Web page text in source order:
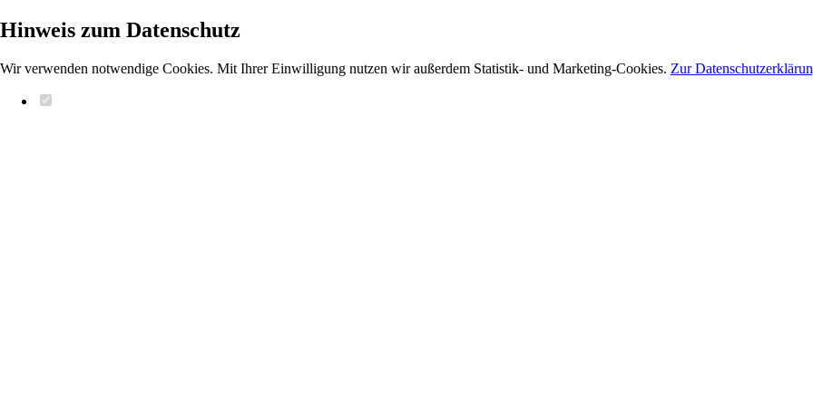
Hinweis zum Datenschutz
Wir verwenden notwendige Cookies. Mit Ihrer Einwilligung nutzen wir außerdem Statistik- und Marketing-Cookies. Zur